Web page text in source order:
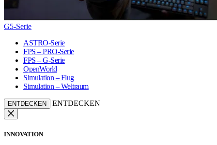
G5-Serie
ASTRO-Serie
FPS – PRO-Serie
FPS – G-Serie
OpenWorld
Simulation – Flug
Simulation – Weltraum
ENTDECKEN ENTDECKEN
INNOVATION